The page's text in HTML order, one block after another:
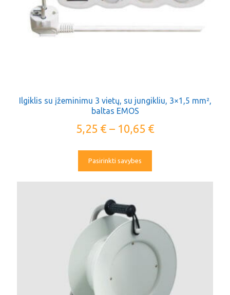
Ilgiklis su įžeminimu 3 vietų, su jungikliu, 3×1,5 mm²,
baltas EMOS
5,25 €– 10,65 €
Pasirinkti savybes